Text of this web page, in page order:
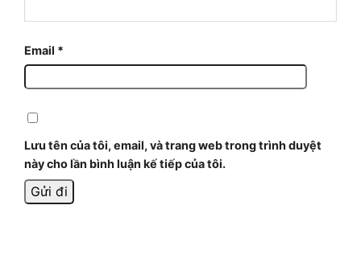
Email *
Lưu tên của tôi, email, và trang web trong trình duyệt
này cho lần bình luận kế tiếp của tôi.